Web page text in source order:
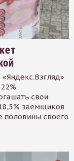
свои
заемщиков
половины своего